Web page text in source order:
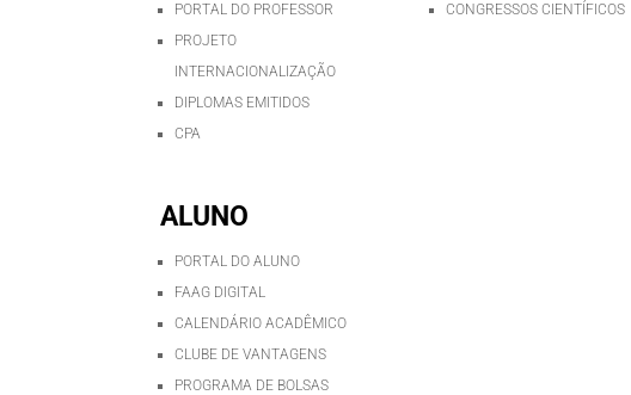
PORTAL DO PROFESSOR
PROJETO
INTERNACIONALIZAÇÃO
DIPLOMAS EMITIDOS
CPA
ALUNO
PORTAL DO ALUNO
FAAG DIGITAL
CALENDÁRIO ACADÊMICO
CLUBE DE VANTAGENS
PROGRAMA DE BOLSAS
CONGRESSOS CIENTÍFICOS